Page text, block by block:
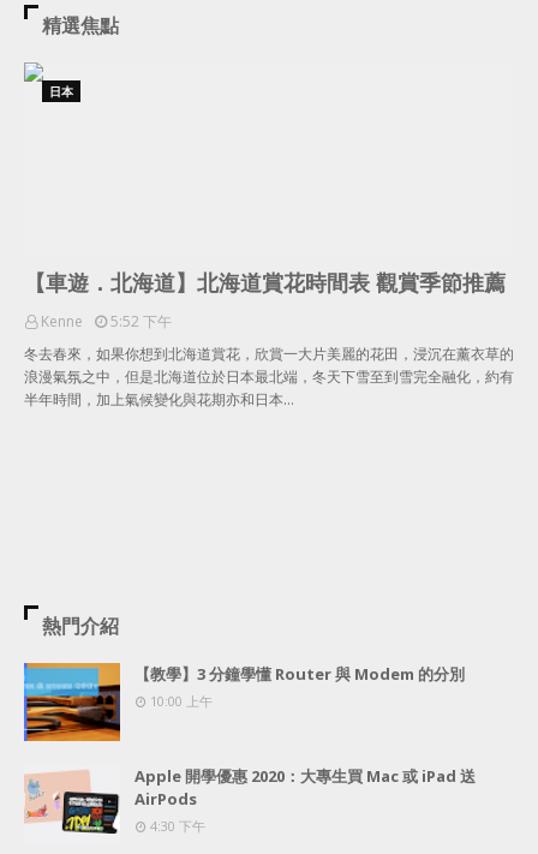
精選焦點
日本
【車遊．北海道】北海道賞花時間表 觀賞季節推薦
Kenne
5:52 下午
冬去春來，如果你想到北海道賞花，欣賞一大片美麗的花田，浸沉在薰衣草的
浪漫氣氛之中，但是北海道位於日本最北端，冬天下雪至到雪完全融化，約有
半年時間，加上氣候變化與花期亦和日本…
熱門介紹
【教學】3 分鐘學懂 Router 與 Modem 的分別
10:00 上午
Apple 開學優惠 2020：大專生買 Mac 或 iPad 送
AirPods
4:30 下午